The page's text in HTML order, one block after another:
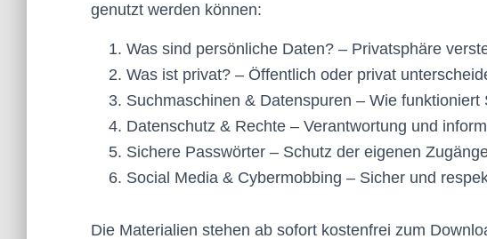
genutzt werden können:
Was sind persönliche Daten? – Privatsphäre
Was ist privat? – Öffentlich oder privat
Suchmaschinen & Datenspuren – Wie funktioniert
Datenschutz & Rechte – Verantwortung und
Sichere Passwörter – Schutz der eigenen
Social Media & Cybermobbing – Sicher und
Die Materialien stehen ab sofort kostenfrei zum